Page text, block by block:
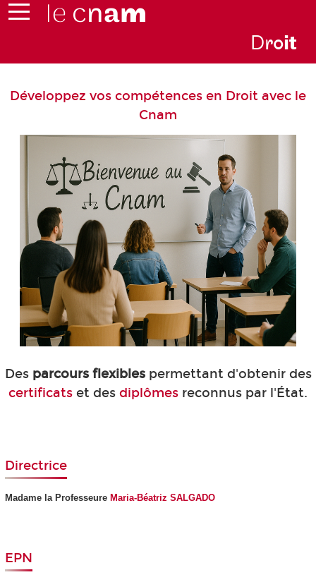
Droit
Développez vos compétences en Droit avec le
Cnam
Des parcours flexiblespermettant d'obtenir des
certificats et des diplômes reconnus par l'État.
Directrice
Madame la Professeure Maria-Béatriz SALGADO
EPN